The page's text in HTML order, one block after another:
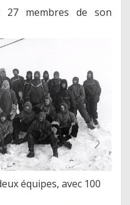
27 membres de son
équipes, avec 100